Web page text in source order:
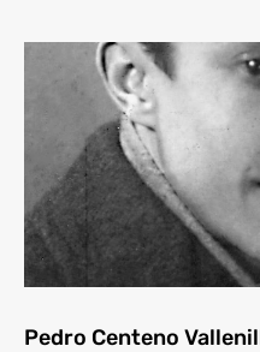
Pedro Centeno